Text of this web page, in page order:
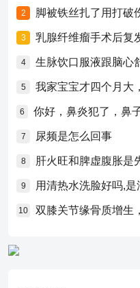
2 脚被铁丝扎了用打破
3 乳腺纤维瘤手术后复
4 生脉饮口服液跟脑心
5 我家宝宝才四个月大
6
7 尿频是怎么回事
8 肝火旺和脾虚腹胀是
9 用清热水洗脸好吗,是
10 双膝关节缘骨质增生